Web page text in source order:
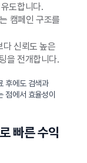
도합니다.
캠페인 구조를
다 신뢰도 높은
을 전개합니다.
후에도 검색과
점에서 효율성이
빠른 수익